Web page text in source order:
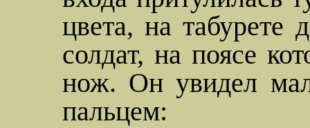
цвета, на табурете
солдат, на поясе
нож. Он увидел
пальцем: